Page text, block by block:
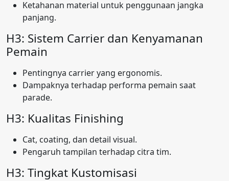
Ketahanan material untuk penggunaan jangka
panjang.
H3: Sistem Carrier dan Kenyamanan
Pemain
Pentingnya carrier yang ergonomis.
Dampaknya terhadap performa pemain saat
parade.
H3: Kualitas Finishing
Cat, coating, dan detail visual.
Pengaruh tampilan terhadap citra tim.
H3: Tingkat Kustomisasi